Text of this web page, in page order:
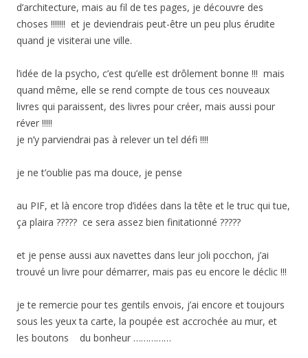
d’architecture, mais au fil de tes pages, je découvre des
choses !!!!!!! et je deviendrais peut-être un peu plus érudite
quand je visiterai une ville.
l’idée de la psycho, c’est qu’elle est drôlement bonne !!! mais
quand même, elle se rend compte de tous ces nouveaux
livres qui paraissent, des livres pour créer, mais aussi pour
réver !!!!!
je n’y parviendrai pas à relever un tel défi !!!!
je ne t’oublie pas ma douce, je pense
au PIF, et là encore trop d’idées dans la tête et le truc qui tue,
ça plaira ????? ce sera assez bien finitationné ?????
et je pense aussi aux navettes dans leur joli pocchon, j’ai
trouvé un livre pour démarrer, mais pas eu encore le déclic !!!
je te remercie pour tes gentils envois, j’ai encore et toujours
sous les yeux ta carte, la poupée est accrochée au mur, et
les boutons du bonheur ……………